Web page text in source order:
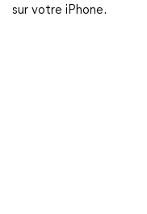
sur votre iPhone.